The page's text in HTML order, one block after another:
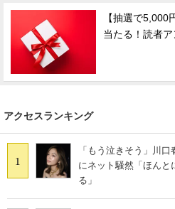
【抽選で5,000
当たる！読者
アクセスランキング
1
「もう泣きそう」川
にネット騒然「ほんと
る」